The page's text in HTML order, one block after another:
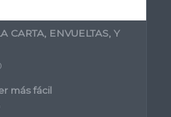
CARTA, ENVUELTAS, Y
más fácil